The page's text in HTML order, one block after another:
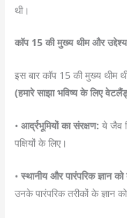
थी।
कॉप 15 की मुख्य थीम और
इस बार कॉप 15 की मुख्य थीम
(हमारे साझा भविष्य के लिए
•आर्द्रभूमियों का संरक्षण: ये जैव
पक्षियों के लिए।
•स्थानीय और पारंपरिक ज्ञान को
उनके पारंपरिक तरीकों के ज्ञान